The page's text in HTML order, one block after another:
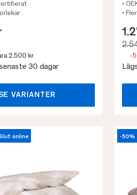
2.500 kr
30 dagar
VARIANTER
•
•
-
online -50%